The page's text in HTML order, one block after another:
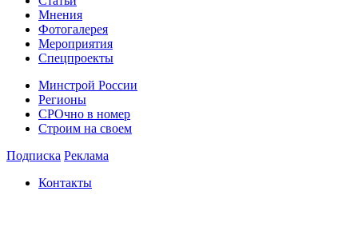
Мнения
Фотогалерея
Мероприятия
Спецпроекты
Минстрой России
Регионы
СРОчно в номер
Строим на своем
Подписка Реклама
Контакты